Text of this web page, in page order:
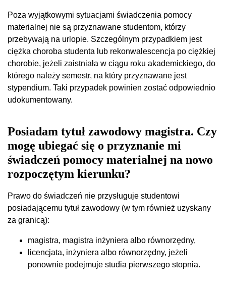
Poza wyjątkowymi sytuacjami świadczenia pomocy
materialnej nie są przyznawane studentom, którzy
przebywają na urlopie. Szczególnym przypadkiem jest
ciężka choroba studenta lub rekonwalescencja po ciężkiej
chorobie, jeżeli zaistniała w ciągu roku akademickiego, do
którego należy semestr, na który przyznawane jest
stypendium. Taki przypadek powinien zostać odpowiednio
udokumentowany.
Posiadam tytuł zawodowy magistra. Czy
mogę ubiegać się o przyznanie mi
świadczeń pomocy materialnej na nowo
rozpoczętym kierunku?
Prawo do świadczeń nie przysługuje studentowi
posiadającemu tytuł zawodowy (w tym również uzyskany
za granicą):
magistra, magistra inżyniera albo równorzędny,
licencjata, inżyniera albo równorzędny, jeżeli
ponownie podejmuje studia pierwszego stopnia.